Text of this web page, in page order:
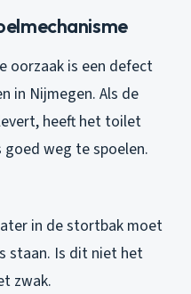
oorzaak is een defect
in Nijmegen. Als de
heeft het toilet
weg te spoelen.
in de stortbak moet
staan. Is dit niet het
zwak.